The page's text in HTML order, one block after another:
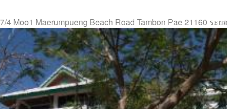
4 Moo1 Maerumpueng Beach Road Tambon Pae 21160 ระย